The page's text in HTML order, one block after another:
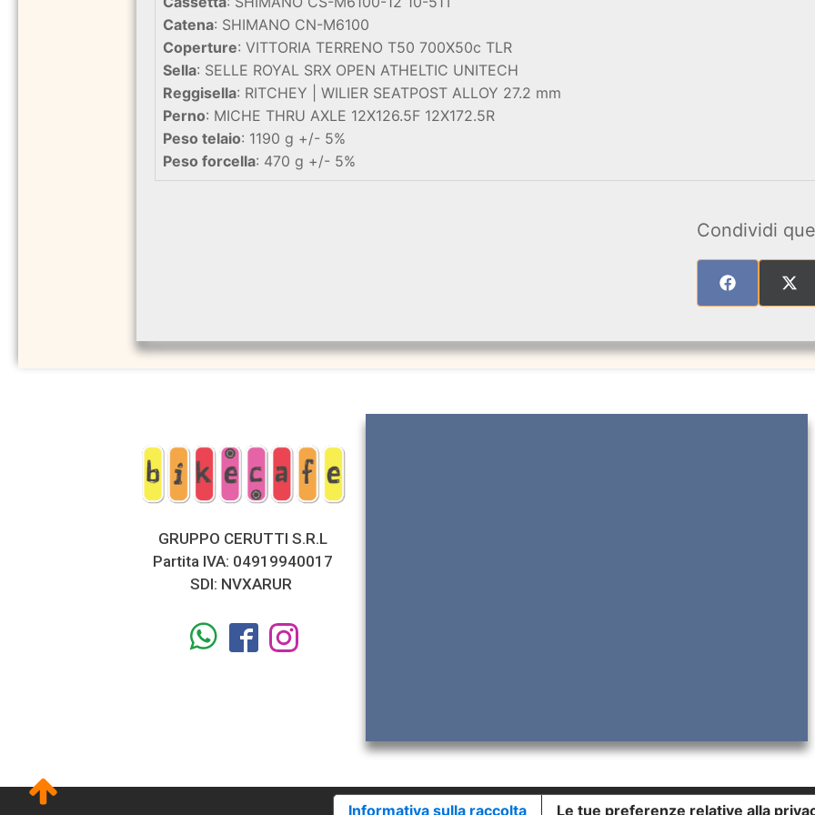
Catena: SHIMANO CN-M6100
Coperture: VITTORIA TERRENO T50 700X50c TLR
Sella: SELLE ROYAL SRX OPEN ATHELTIC UNITECH
Reggisella: RITCHEY | WILIER SEATPOST ALLOY 27.2 mm
Perno: MICHE THRU AXLE 12X126.5F 12X172.5R
Peso telaio: 1190 g +/- 5%
Peso forcella: 470 g +/- 5%
Condividi
SHARE
GRUPPO CERUTTI S.R.L
Partita IVA: 04919940017
SDI: NVXARUR
Informativa sulla raccolta Le tue preferenze relative alla